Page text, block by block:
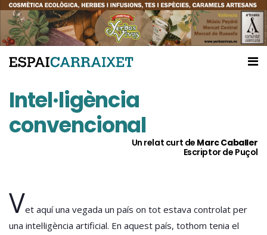
Intel·ligència
convencional
Un relat curt de Marc Caballer
Escriptor de Puçol
Vet aquí una vegada un país on tot estava controlat per
una intel·ligència artificial. En aquest país, tothom tenia el